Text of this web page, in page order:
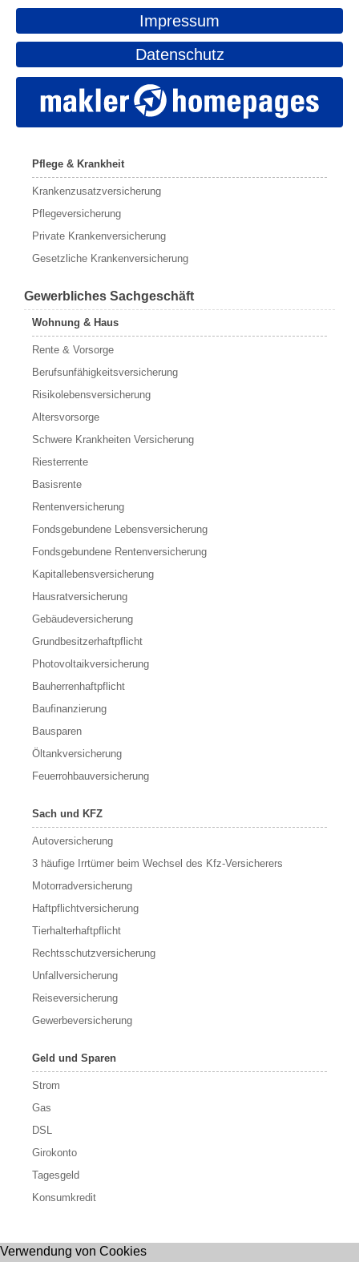
Impressum
Datenschutz
Pflege & Krankheit
Krankenzusatzversicherung
Pflegeversicherung
Private Krankenversicherung
Gesetzliche Krankenversicherung
Gewerbliches Sachgeschäft
Wohnung & Haus
Rente & Vorsorge
Berufs­unfähigkeitsversicherung
Risikolebensversicherung
Altersvorsorge
Schwere Krankheiten Versicherung
Riesterrente
Basisrente
Rentenversicherung
Fondsgebundene Lebensversicherung
Fondsgebundene Rentenversicherung
Kapitallebensversicherung
Hausratversicherung
Gebäudeversicherung
Grundbesitzerhaftpflicht
Photovoltaikversicherung
Bauherrenhaftpflicht
Baufinanzierung
Bausparen
Öltankversicherung
Feuerrohbauversicherung
Sach und KFZ
Autoversicherung
3 häufige Irrtümer beim Wechsel des Kfz-Versicherers
Motorradversicherung
Haftpflichtversicherung
Tierhalterhaftpflicht
Rechtsschutzversicherung
Unfallversicherung
Reiseversicherung
Gewerbeversicherung
Geld und Sparen
Strom
Gas
DSL
Girokonto
Tagesgeld
Konsumkredit
Verwendung von Cookies